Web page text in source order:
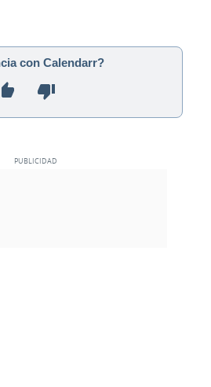
con Calendarr?